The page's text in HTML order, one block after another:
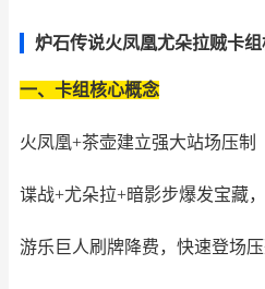
炉石传说火凤凰尤朵拉贼卡
一、卡组核心概念
火凤凰+茶壶建立强大站场压制
谍战+尤朵拉+暗影步爆发宝藏
游乐巨人刷牌降费，快速登场